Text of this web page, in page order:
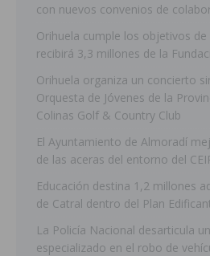
con nuevos convenios de
Orihuela cumple los objetivos de
recibirá 3,3 millones de la
Orihuela organiza un concierto
Orquesta de Jóvenes de la
Colinas Golf & Country Club
El Ayuntamiento de Almoradí
de las aceras del entorno del
Educación destina 1,2 millones
de Catral dentro del Plan
La Policía Nacional desarticula
especializado en el robo de